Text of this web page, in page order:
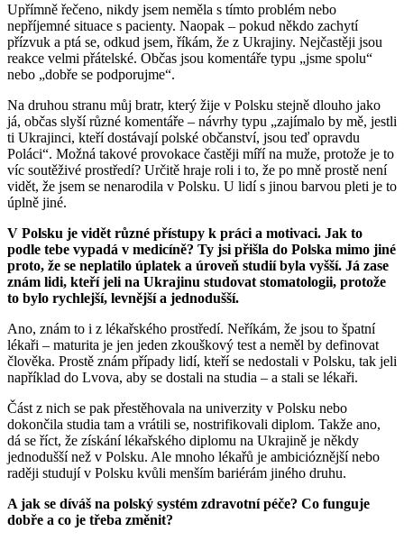
Upřímně řečeno, nikdy jsem neměla s tímto problém nebo
nepříjemné situace s pacienty. Naopak – pokud někdo zachytí
přízvuk a ptá se, odkud jsem, říkám, že z Ukrajiny. Nejčastěji jsou
reakce velmi přátelské. Občas jsou komentáře typu „jsme spolu“
nebo „dobře se podporujme“.
Na druhou stranu můj bratr, který žije v Polsku stejně dlouho jako
já, občas slyší různé komentáře – návrhy typu „zajímalo by mě, jestli
ti Ukrajinci, kteří dostávají polské občanství, jsou teď opravdu
Poláci“. Možná takové provokace častěji míří na muže, protože je to
víc soutěživé prostředí? Určitě hraje roli i to, že po mně prostě není
vidět, že jsem se nenarodila v Polsku. U lidí s jinou barvou pleti je to
úplně jiné.
V Polsku je vidět různé přístupy k práci a motivaci. Jak to
podle tebe vypadá v medicíně? Ty jsi přišla do Polska mimo jiné
proto, že se neplatilo úplatek a úroveň studií byla vyšší. Já zase
znám lidi, kteří jeli na Ukrajinu studovat stomatologii, protože
to bylo rychlejší, levnější a jednodušší.
Ano, znám to i z lékařského prostředí. Neříkám, že jsou to špatní
lékaři – maturita je jen jeden zkouškový test a neměl by definovat
člověka. Prostě znám případy lidí, kteří se nedostali v Polsku, tak jeli
například do Lvova, aby se dostali na studia – a stali se lékaři.
Část z nich se pak přestěhovala na univerzity v Polsku nebo
dokončila studia tam a vrátili se, nostrifikovali diplom. Takže ano,
dá se říct, že získání lékařského diplomu na Ukrajině je někdy
jednodušší než v Polsku. Ale mnoho lékařů je ambicióznější nebo
raději studují v Polsku kvůli menším bariérám jiného druhu.
A jak se díváš na polský systém zdravotní péče? Co funguje
dobře a co je třeba změnit?